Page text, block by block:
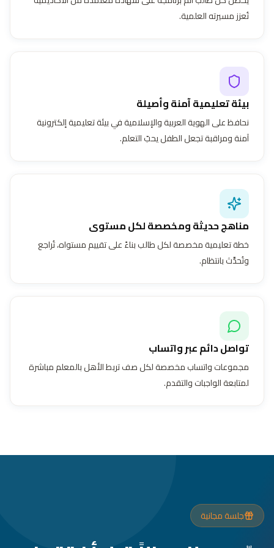
تُعزز مسيرته العلمية.
بيئة تعليمية آمنة وأصيلة
نحافظ على الهوية العربية والإسلامية في بيئة تعليمية إلكترونية
آمنة ومراقبة تجعل الطفل يحبّ التعلم.
مناهج حديثة ومخصصة لكل مستوى
خطة تعليمية مخصصة لكل طالب بناءً على تقييم مستواه، تُراجع
وتُحدَّث بانتظام.
تواصل دائم عبر واتساب
مجموعات واتساب مخصصة لكل صف تربط الأهل بالمعلم مباشرة
لمتابعة الواجبات والتقدم.
جلسة مجانية